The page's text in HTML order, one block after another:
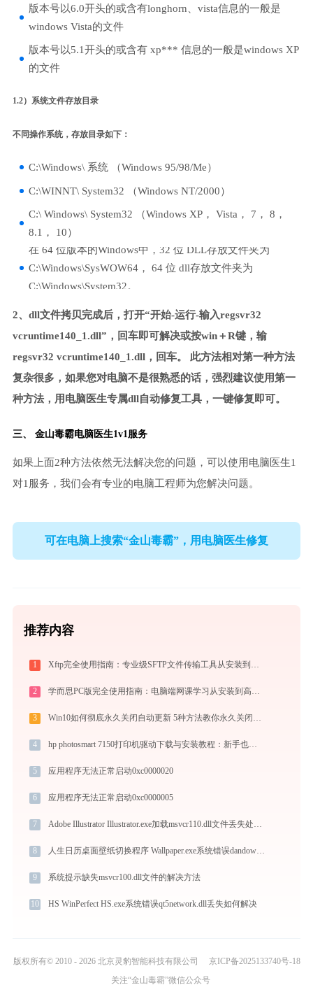
版本号以6.0开头的或含有longhorn、vista信息的一般是
windows Vista的文件
版本号以5.1开头的或含有 xp*** 信息的一般是windows XP
的文件
1.2）系统文件存放目录
不同操作系统，存放目录如下：
C:\Windows\ 系统 （Windows 95/98/Me）
C:\WINNT\ System32 （Windows NT/2000）
C:\ Windows\ System32 （Windows XP， Vista， 7， 8，
8.1， 10）
在 64 位版本的Windows中，32 位 DLL存放文件夹为
C:\Windows\SysWOW64， 64 位 dll存放文件夹为
C:\Windows\System32。
2、dll文件拷贝完成后，打开“开始-运行-输入regsvr32
vcruntime140_1.dll”，回车即可解决或按win＋R键，输
regsvr32 vcruntime140_1.dll，回车。 此方法相对第一种方法
复杂很多，如果您对电脑不是很熟悉的话，强烈建议使用第一
种方法，用电脑医生专属dll自动修复工具，一键修复即可。
三、 金山毒霸电脑医生1v1服务
如果上面2种方法依然无法解决您的问题，可以使用电脑医生1
对1服务，我们会有专业的电脑工程师为您解决问题。
可在电脑上搜索“金山毒霸”，用电脑医生修复
推荐内容
1 Xftp完全使用指南：专业级SFTP文件传输工具从安装到精通（2026最新）
2 学而思PC版完全使用指南：电脑端网课学习从安装到高效上课（2026最新）
3 Win10如何彻底永久关闭自动更新 5种方法教你永久关闭win10自动更新
4 hp photosmart 7150打印机驱动下载与安装教程：新手也能轻松搞定
5 应用程序无法正常启动0xc0000020
6 应用程序无法正常启动0xc0000005
7 Adobe Illustrator Illustrator.exe加载msvcr110.dll文件丢失处理办法
8 人生日历桌面壁纸切换程序 Wallpaper.exe系统错误dandownloader.dll丢失如何解决
9 系统提示缺失msvcr100.dll文件的解决方法
10 HS WinPerfect HS.exe系统错误qt5network.dll丢失如何解决
版权所有© 2010 - 2026 北京灵豹智能科技有限公司
京ICP备2025133740号-18
关注“金山毒霸”微信公众号